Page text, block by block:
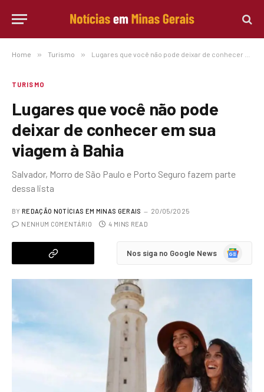
Home » Turismo » Lugares que você não pode deixar de conhecer em sua viagem à Bahia
TURISMO
Lugares que você não pode
deixar de conhecer em sua
viagem à Bahia
Salvador, Morro de São Paulo e Porto Seguro fazem parte
dessa lista
BY REDAÇÃO NOTÍCIAS EM MINAS GERAIS
20/05/2025
NENHUM COMENTÁRIO
4 MINS READ
Nos siga no Google News
Google